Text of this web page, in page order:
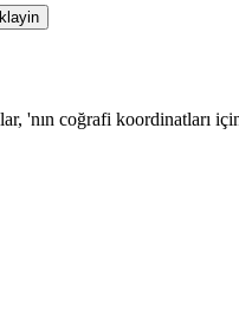
'nın coğrafi koordinatları